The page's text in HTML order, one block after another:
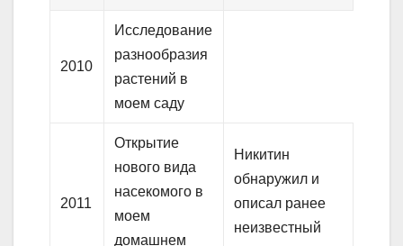
2010
Исследование
разнообразия
растений в
моем саду
2011
Открытие
нового вида
насекомого в
моем
домашнем
Никитин
обнаружил и
описал ранее
неизвестный